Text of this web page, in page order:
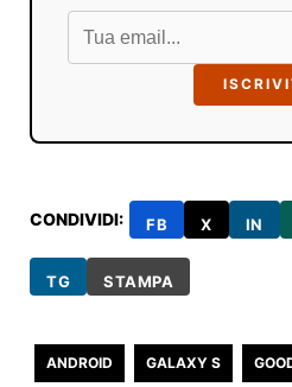
CONDIVIDI: FB X IN
TG STAMPA
ANDROID GALAXY S